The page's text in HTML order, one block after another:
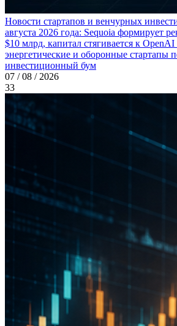
Новости стартапов и венчурных
августа 2026 года: Sequoia формирует
$10 млрд, капитал стягивается к
энергетические и оборонные стартапы
инвестиционный бум
07 / 08 / 2026
33